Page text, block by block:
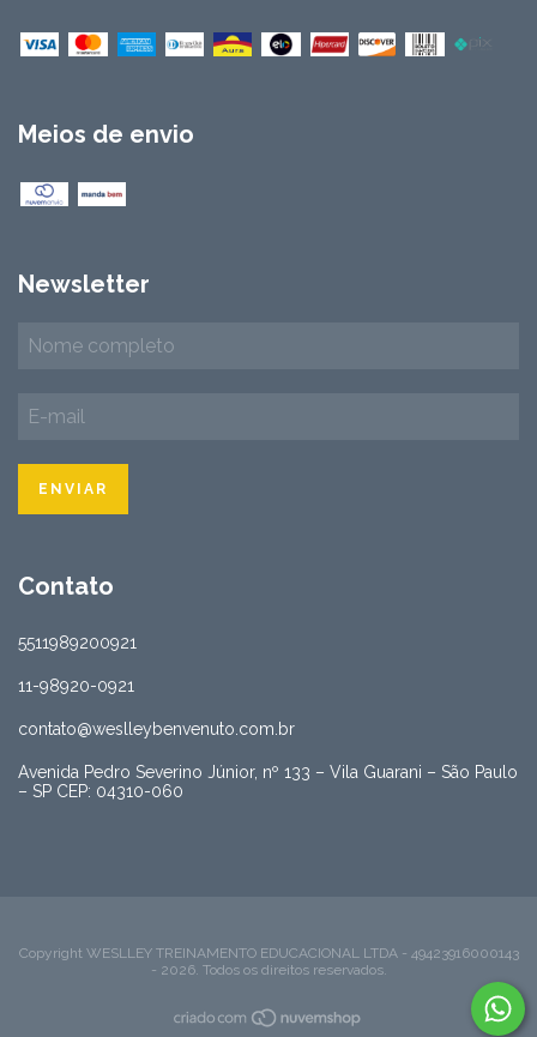
Meios de envio
Newsletter
Contato
5511989200921
11-98920-0921
contato@weslleybenvenuto.com.br
Avenida Pedro Severino Júnior, nº 133 – Vila Guarani – São Paulo
– SP CEP: 04310-060
Copyright WESLLEY TREINAMENTO EDUCACIONAL LTDA - 49423916000143
- 2026. Todos os direitos reservados.